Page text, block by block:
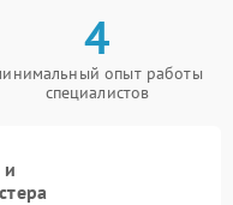
4
опыт работы
специалистов
и